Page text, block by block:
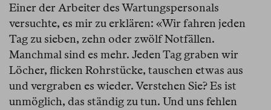
Einer der Arbeiter des Wartungspersonals
versuchte, es mir zu erklären: «Wir fahren jeden
Tag zu sieben, zehn oder zwölf Notfällen.
Manchmal sind es mehr. Jeden Tag graben wir
Löcher, flicken Rohrstücke, tauschen etwas aus
und vergraben es wieder. Verstehen Sie? Es ist
unmöglich, das ständig zu tun. Und uns fehlen